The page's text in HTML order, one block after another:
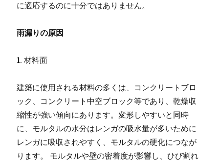
に適応するのに十分ではありません。
雨漏りの原因
1. 材料面
建築に使用される材料の多くは、コンクリートブロ
ック、コンクリート中空ブロック等であり、乾燥収
縮性が強い傾向にあります。変形しやすいと同時
に、モルタルの水分はレンガの吸水量が多いために
レンガに吸収されやすく、モルタルの硬化につなが
ります。 モルタルや壁の密着度が影響し、ひび割れ